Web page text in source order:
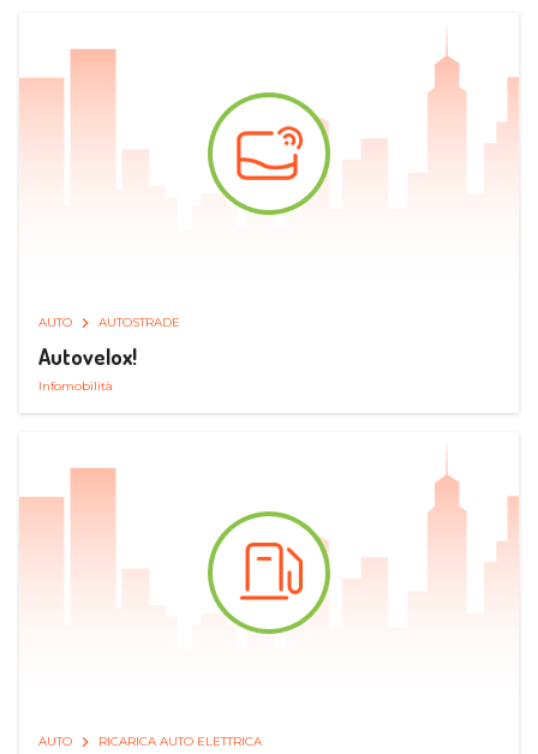
AUTO AUTOSTRADE
Autovelox!
Infomobilità
AUTO RICARICA AUTO ELETTRICA